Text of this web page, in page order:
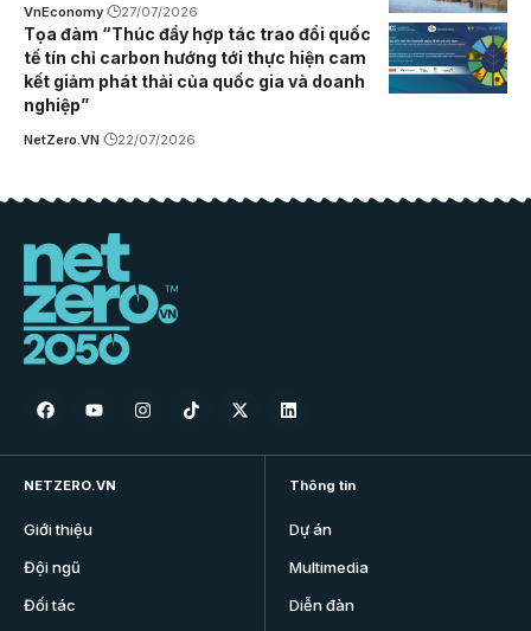
VnEconomy 27/07/2026
Tọa đàm “Thúc đẩy hợp tác trao đổi quốc
tế tín chỉ carbon hướng tới thực hiện cam
kết giảm phát thải của quốc gia và doanh
nghiệp”
NetZero.VN 22/07/2026
NETZERO.VN
Giới thiệu
Đội ngũ
Đối tác
Thông tin
Dự án
Multimedia
Diễn đàn